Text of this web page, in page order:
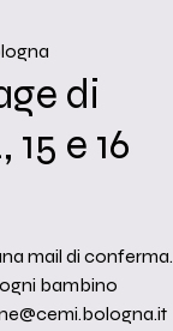
di
e 16
mail di conferma.
bambino